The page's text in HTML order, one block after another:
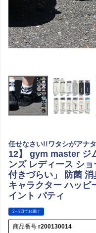
任せなさい!!ワタシがアナ
12】 gym master ジ
ンズ レディース シ
付きづらい」 防菌
キャラクター ハッピ
イント パティ
2～3日でお届け
商品番号 r200130014